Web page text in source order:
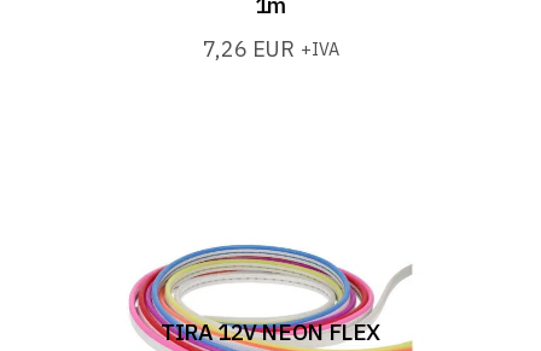
7,26 EUR +IVA
TIRA 12V NEON FLEX